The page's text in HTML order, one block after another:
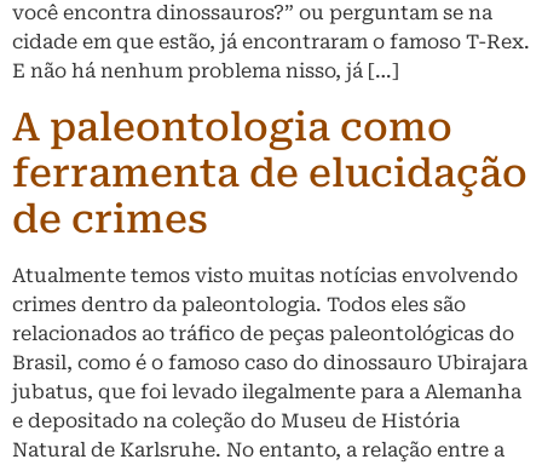
você encontra dinossauros?” ou perguntam se na
cidade em que estão, já encontraram o famoso T-Rex.
E não há nenhum problema nisso, já […]
A paleontologia como
ferramenta de elucidação
de crimes
Atualmente temos visto muitas notícias envolvendo
crimes dentro da paleontologia. Todos eles são
relacionados ao tráfico de peças paleontológicas do
Brasil, como é o famoso caso do dinossauro Ubirajara
jubatus, que foi levado ilegalmente para a Alemanha
e depositado na coleção do Museu de História
Natural de Karlsruhe. No entanto, a relação entre a